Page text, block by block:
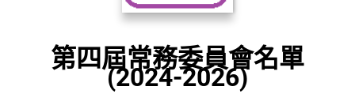
第四屆常務委員會名單
(2024-2026)